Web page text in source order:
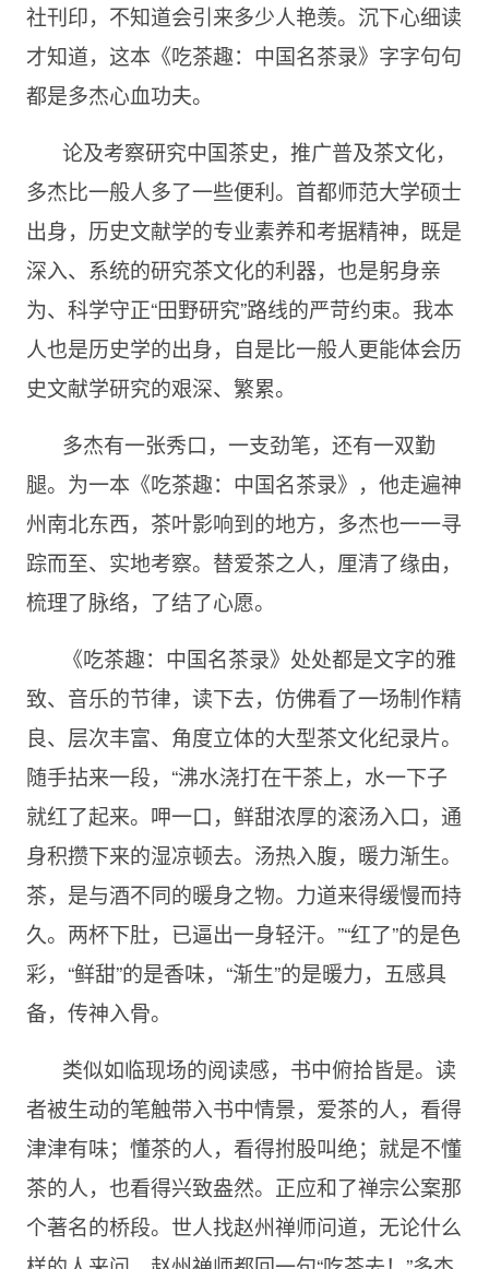
社刊印，不知道会引来多少人艳羡。沉下心细读
才知道，这本《吃茶趣：中国名茶录》字字句句
都是多杰心血功夫。
论及考察研究中国茶史，推广普及茶文化，
多杰比一般人多了一些便利。首都师范大学硕士
出身，历史文献学的专业素养和考据精神，既是
深入、系统的研究茶文化的利器，也是躬身亲
为、科学守正“田野研究”路线的严苛约束。我本
人也是历史学的出身，自是比一般人更能体会历
史文献学研究的艰深、繁累。
多杰有一张秀口，一支劲笔，还有一双勤
腿。为一本《吃茶趣：中国名茶录》，他走遍神
州南北东西，茶叶影响到的地方，多杰也一一寻
踪而至、实地考察。替爱茶之人，厘清了缘由，
梳理了脉络，了结了心愿。
《吃茶趣：中国名茶录》处处都是文字的雅
致、音乐的节律，读下去，仿佛看了一场制作精
良、层次丰富、角度立体的大型茶文化纪录片。
随手拈来一段，“沸水浇打在干茶上，水一下子
就红了起来。呷一口，鲜甜浓厚的滚汤入口，通
身积攒下来的湿凉顿去。汤热入腹，暖力渐生。
茶，是与酒不同的暖身之物。力道来得缓慢而持
久。两杯下肚，已逼出一身轻汗。”“红了”的是色
彩，“鲜甜”的是香味，“渐生”的是暖力，五感具
备，传神入骨。
类似如临现场的阅读感，书中俯拾皆是。读
者被生动的笔触带入书中情景，爱茶的人，看得
津津有味；懂茶的人，看得拊股叫绝；就是不懂
茶的人，也看得兴致盎然。正应和了禅宗公案那
个著名的桥段。世人找赵州禅师问道，无论什么